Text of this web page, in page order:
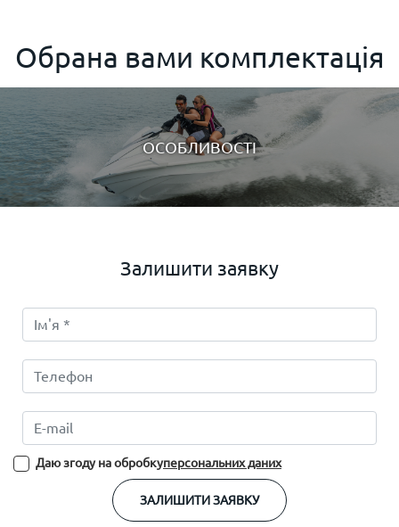
Обрана вами комплектація
ОСОБЛИВОСТІ
Залишити заявку
Даю згоду на обробкуперсональних даних
ЗАЛИШИТИ ЗАЯВКУ